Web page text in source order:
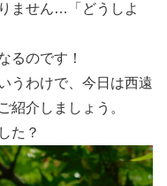
ません…「どうしよ
るのです！
うわけで、今日は西遠
紹介しましょう。
た？